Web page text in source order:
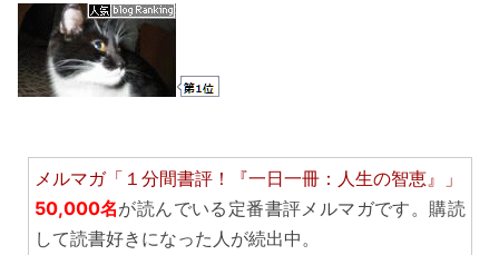
メルマガ「１分間書評！『一日一冊：人生の智恵』」
50,000名が読んでいる定番書評メルマガです。購読
して読書好きになった人が続出中。